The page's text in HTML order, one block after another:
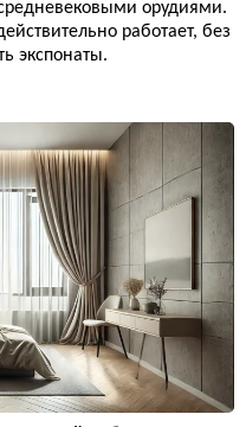
орудиями.
работает, без
экспонаты.